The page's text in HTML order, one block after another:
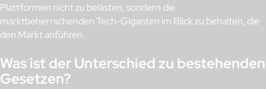
Plattformen nicht zu belasten, sondern die
marktbeherrschenden Tech-Giganten im Blick zu behalten, die
den Markt anführen.
Was ist der Unterschied zu bestehenden
Gesetzen?